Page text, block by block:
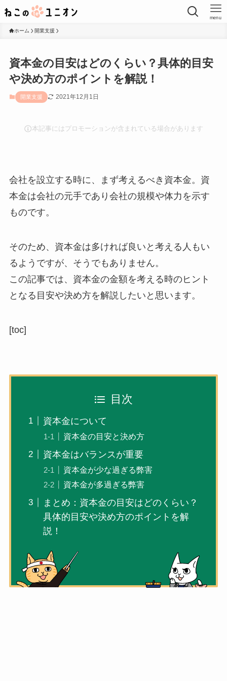
menu
ホーム 開業支援
資本金の目安はどのくらい？具体的目安
や決め方のポイントを解説！
開業支援 2021年12月1日
本記事にはプロモーションが含まれている場合があります
会社を設立する時に、まず考えるべき資本金。資
本金は会社の元手であり会社の規模や体力を示す
ものです。
そのため、資本金は多ければ良いと考える人もい
るようですが、そうでもありません。
この記事では、 資本金の金額を考える時のヒント
となる目安や決め方を解説したいと思います。
[toc]
目次
資本金について
資本金の目安と決め方
資本金はバランスが重要
資本金が少な過ぎる弊害
資本金が多過ぎる弊害
まとめ：資本金の目安はどのくらい？
具体的目安や決め方のポイントを解
説！